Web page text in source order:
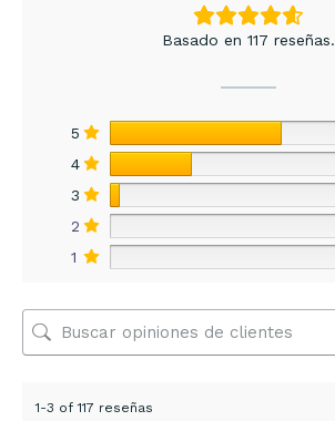
Basado en 117 reseñas.
5
4
3
2
1
1-3 of 117 reseñas